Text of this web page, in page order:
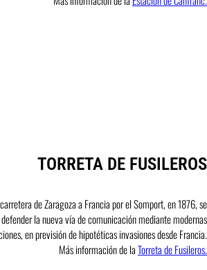
TORRETA DE FUSILEROS
de Zaragoza a Francia por el Somport, en 1876, se
la nueva vía de comunicación mediante modernas
en previsión de hipotéticas invasiones desde Francia.
Más información de laTorreta de Fusileros.